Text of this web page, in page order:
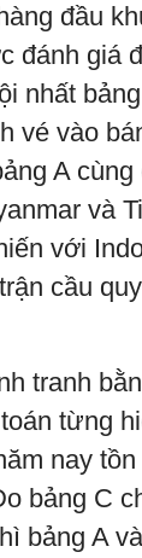
đầu
đánh giá
nhất
vé vào
A cùng
và
với
cầu
tranh
từng
nay
bảng C
bảng A